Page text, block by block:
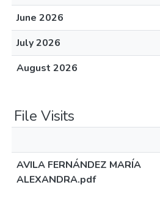
June 2026
July 2026
August 2026
File Visits
AVILA FERNÁNDEZ MARÍA
ALEXANDRA.pdf